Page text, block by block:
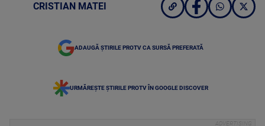
CRISTIAN MATEI
ADAUGĂ ȘTIRILE PROTV CA SURSĂ PREFERATĂ
URMĂREȘTE ȘTIRILE PROTV ÎN GOOGLE DISCOVER